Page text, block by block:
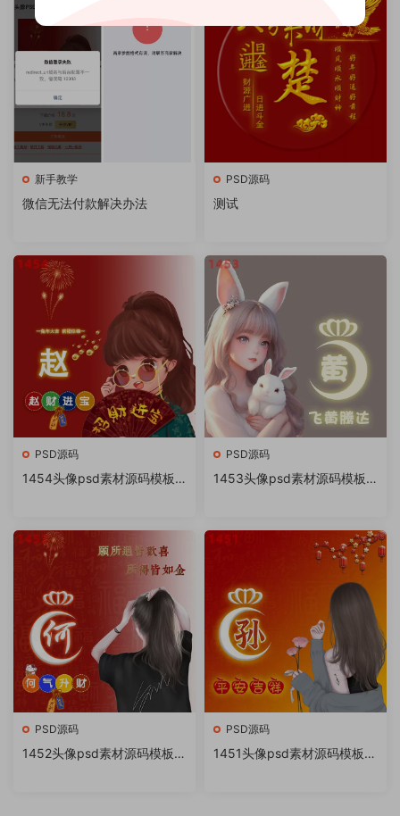
新手教学
微信无法付款解决办法
PSD源码
测试
PSD源码
1454头像psd素材源码模板
作教程软件
PSD源码
1453头像psd素材源码模板
作教程软件
PSD源码
1452头像psd素材源码模板源
PSD源码
1451头像psd素材源码模板源